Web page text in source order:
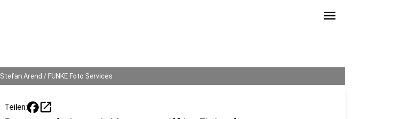
menu
Stefan Arend / FUNKE Foto Services
Teilen: open_in_new